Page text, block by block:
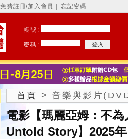
免費註冊/加入會員 忘記密碼
帳號:
密碼:
首頁 > 音樂與影片
電影【瑪麗亞姆：不
Untold Story】2025年